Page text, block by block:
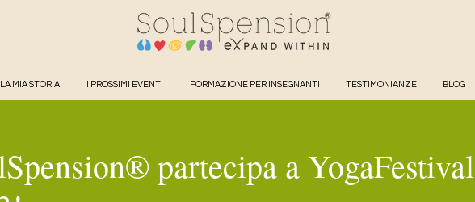
LA MIA STORIA I PROSSIMI EVENTI FORMAZIONE PER INSEGNANTI TESTIMONIANZE BLOG
partecipa a YogaFestival